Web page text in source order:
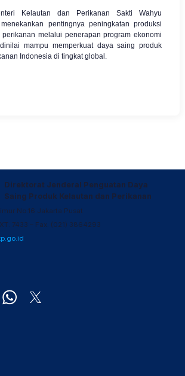
Kelautan dan Perikanan Sakti Wahyu
pentingnya peningkatan produksi
melalui penerapan program ekonomi
mampu memperkuat daya saing produk
Indonesia di tingkat global.
Direktorat Jenderal Penguatan Daya
Saing Produk Kelautan dan Perikanan
No.16 Jakarta Pusat
7433 – Fax. (021) 3864293